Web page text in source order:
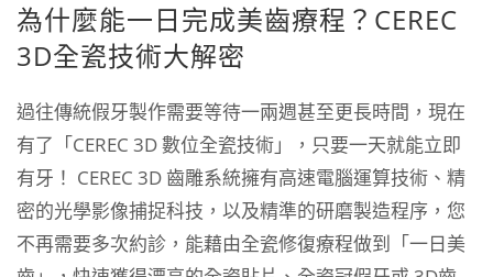
為什麼能一日完成美齒療程？CEREC
3D全瓷技術大解密
過往傳統假牙製作需要等待一兩週甚至更長時間，現在
有了「CEREC 3D 數位全瓷技術」，只要一天就能立即
有牙！ CEREC 3D 齒雕系統擁有高速電腦運算技術、精
密的光學影像捕捉科技，以及精準的研磨製造程序，您
不再需要多次約診，能藉由全瓷修復療程做到「一日美